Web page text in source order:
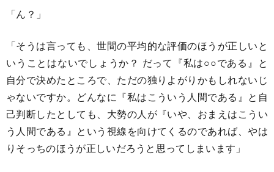
「ん？」
「そうは言っても、世間の平均的な評価のほうが正しいと
いうことはないでしょうか？ だって『私は○○である』と
自分で決めたところで、ただの独りよがりかもしれないじ
ゃないですか。どんなに『私はこういう人間である』と自
己判断したとしても、大勢の人が『いや、おまえはこうい
う人間である』という視線を向けてくるのであれば、やは
りそっちのほうが正しいだろうと思ってしまいます」